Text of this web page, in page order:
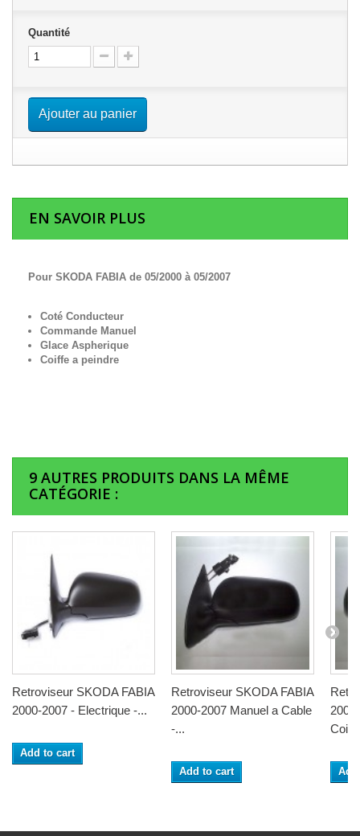
Quantité
Ajouter au panier
EN SAVOIR PLUS
Pour SKODA FABIA de 05/2000 à 05/2007
Coté Conducteur
Commande Manuel
Glace Aspherique
Coiffe a peindre
9 AUTRES PRODUITS DANS LA MÊME
CATÉGORIE :
Retroviseur SKODA FABIA
2000-2007 - Electrique -...
Add to cart
Retroviseur SKODA FABIA
2000-2007 Manuel a Cable
-...
Add to cart